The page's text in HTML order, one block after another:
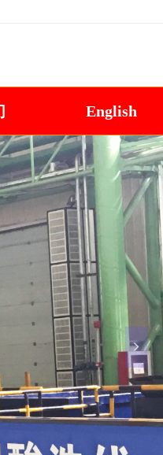
English
0532-86110910
넲